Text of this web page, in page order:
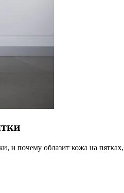
и почему облазит кожа на пятках,